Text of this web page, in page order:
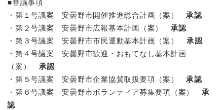
■審議事項
・第１号議案 安曇野市開催推進総合計画（案）承認
・第２号議案 安曇野市広報基本計画（案） 承認
・第３号議案 安曇野市市民運動基本計画（案）
承認
・第４号議案 安曇野市歓迎・おもてなし基本計画
（案）
承認
・第５号議案 安曇野市企業協賛取扱要項（案）承認
・第６号議案 安曇野市ボランティア募集要項（案） 承
認